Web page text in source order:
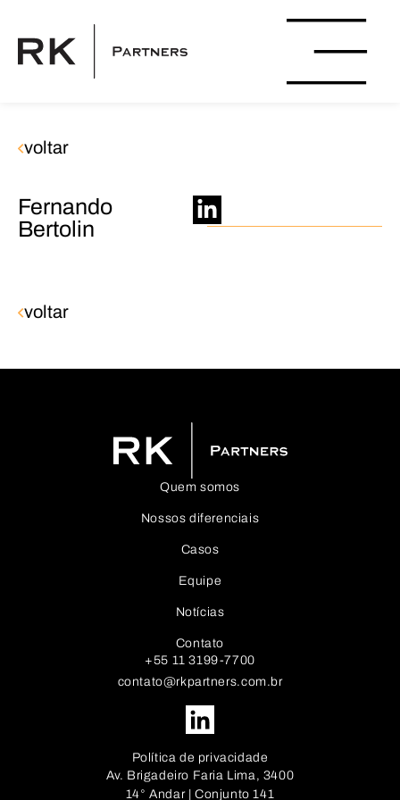
voltar
Fernando
Bertolin
voltar
Quem somos
Nossos diferenciais
Casos
Equipe
Notícias
Contato
+55 11 3199-7700
contato@rkpartners.com.br
Política de privacidade
Av. Brigadeiro Faria Lima, 3400
14° Andar | Conjunto 141